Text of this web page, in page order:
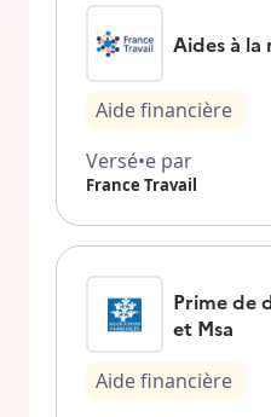
Aides à
Aide financière
Versé•e par
France Travail
Prime de
et Msa
Aide financière